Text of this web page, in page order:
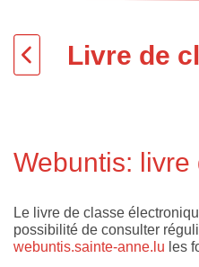
Livre de
Webuntis: livre
Le livre de classe
possibilité de consulter
webuntis.sainte-anne.lu les